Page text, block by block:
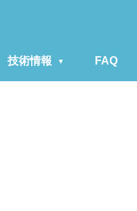
技術情報 FAQ